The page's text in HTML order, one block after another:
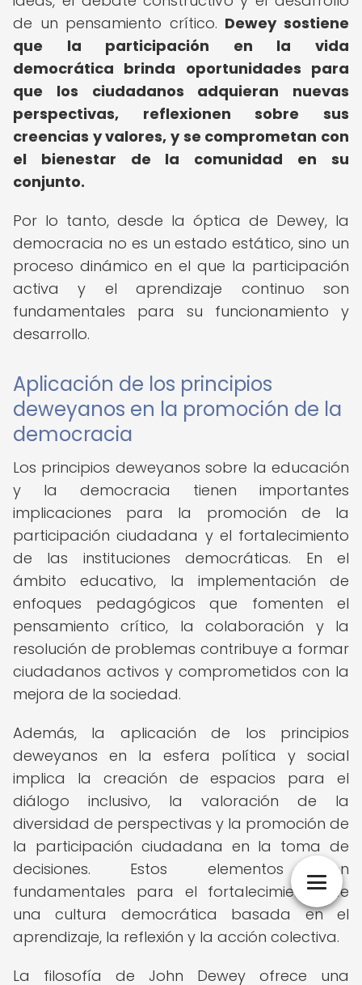
de un pensamiento crítico. Dewey sostiene
que la participación en la vida
democrática brinda oportunidades para
que los ciudadanos adquieran nuevas
perspectivas, reflexionen sobre sus
creencias y valores, y se comprometan con
el bienestar de la comunidad en su
conjunto.
Por lo tanto, desde la óptica de Dewey, la
democracia no es un estado estático, sino un
proceso dinámico en el que la participación
activa y el aprendizaje continuo son
fundamentales para su funcionamiento y
desarrollo.
Aplicación de los principios
deweyanos en la promoción de la
democracia
Los principios deweyanos sobre la educación
y la democracia tienen importantes
implicaciones para la promoción de la
participación ciudadana y el fortalecimiento
de las instituciones democráticas. En el
ámbito educativo, la implementación de
enfoques pedagógicos que fomenten el
pensamiento crítico, la colaboración y la
resolución de problemas contribuye a formar
ciudadanos activos y comprometidos con la
mejora de la sociedad.
Además, la aplicación de los principios
deweyanos en la esfera política y social
implica la creación de espacios para el
diálogo inclusivo, la valoración de la
diversidad de perspectivas y la promoción de
la participación ciudadana en la toma de
decisiones. Estos elementos son
fundamentales para el fortalecimiento de
una cultura democrática basada en el
aprendizaje, la reflexión y la acción colectiva.
La filosofía de John Dewey ofrece una